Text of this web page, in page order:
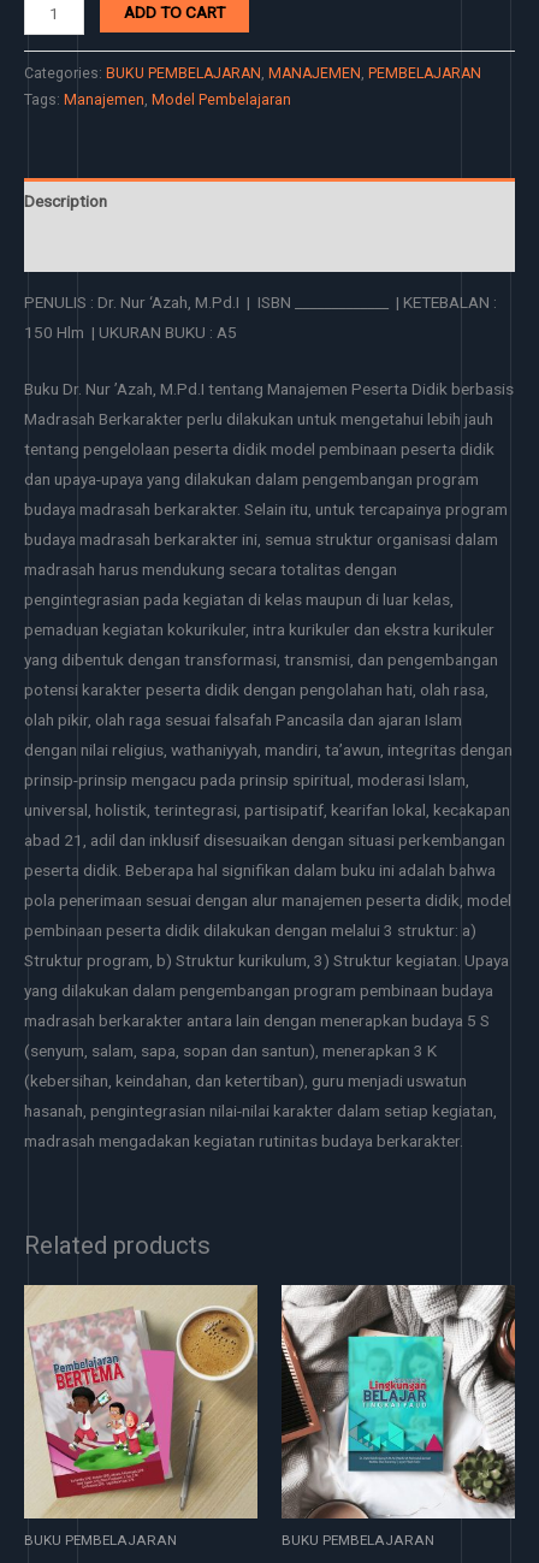
ADD TO CART
Categories: BUKU PEMBELAJARAN MANAJEMEN PEMBELAJARAN
Tags: Manajemen Model Pembelajaran
Description
PENULIS : Dr. Nur ‘Azah, M.Pd.I | ISBN _____________ | KETEBALAN :
150 Hlm | UKURAN BUKU : A5
Buku Dr. Nur ’Azah, M.Pd.I tentang Manajemen Peserta Didik berbasis
Madrasah Berkarakter perlu dilakukan untuk mengetahui lebih jauh
tentang pengelolaan peserta didik model pembinaan peserta didik
dan upaya-upaya yang dilakukan dalam pengembangan program
budaya madrasah berkarakter. Selain itu, untuk tercapainya program
budaya madrasah berkarakter ini, semua struktur organisasi dalam
madrasah harus mendukung secara totalitas dengan
pengintegrasian pada kegiatan di kelas maupun di luar kelas,
pemaduan kegiatan kokurikuler, intra kurikuler dan ekstra kurikuler
yang dibentuk dengan transformasi, transmisi, dan pengembangan
potensi karakter peserta didik dengan pengolahan hati, olah rasa,
olah pikir, olah raga sesuai falsafah Pancasila dan ajaran Islam
dengan nilai religius, wathaniyyah, mandiri, ta’awun, integritas dengan
prinsip-prinsip mengacu pada prinsip spiritual, moderasi Islam,
universal, holistik, terintegrasi, partisipatif, kearifan lokal, kecakapan
abad 21, adil dan inklusif disesuaikan dengan situasi perkembangan
peserta didik. Beberapa hal signifikan dalam buku ini adalah bahwa
pola penerimaan sesuai dengan alur manajemen peserta didik, model
pembinaan peserta didik dilakukan dengan melalui 3 struktur: a)
Struktur program, b) Struktur kurikulum, 3) Struktur kegiatan. Upaya
yang dilakukan dalam pengembangan program pembinaan budaya
madrasah berkarakter antara lain dengan menerapkan budaya 5 S
(senyum, salam, sapa, sopan dan santun), menerapkan 3 K
(kebersihan, keindahan, dan ketertiban), guru menjadi uswatun
hasanah, pengintegrasian nilai-nilai karakter dalam setiap kegiatan,
madrasah mengadakan kegiatan rutinitas budaya berkarakter.
Related products
BUKU PEMBELAJARAN BUKU PEMBELAJARAN